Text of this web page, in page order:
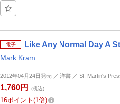
電子 Like Any Normal Day A
Mark Kram
2012年04月24日発売 ／ 洋書 ／ St. Martin's
1,760円 (税込)
16ポイント 1倍